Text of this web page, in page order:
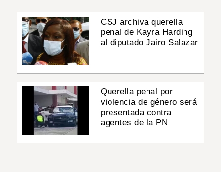
CSJ archiva querella
penal de Kayra Harding
al diputado Jairo Salazar
Querella penal por
violencia de género será
presentada contra
agentes de la PN